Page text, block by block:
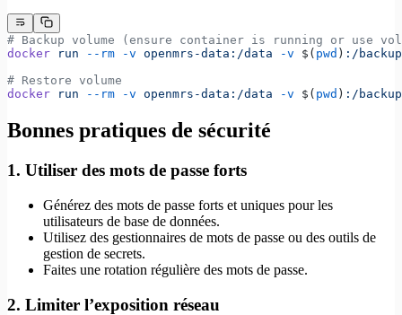
# Backup volume (ensure container is running or use
docker run --rm -v openmrs-data:/data -v $( pwd ) :/backup
# Restore volume
docker run --rm -v openmrs-data:/data -v $( pwd ) :/backup
Bonnes pratiques de sécurité
1. Utiliser des mots de passe forts
Générez des mots de passe forts et uniques pour les
utilisateurs de base de données.
Utilisez des gestionnaires de mots de passe ou des outils de
gestion de secrets.
Faites une rotation régulière des mots de passe.
2. Limiter l’exposition réseau